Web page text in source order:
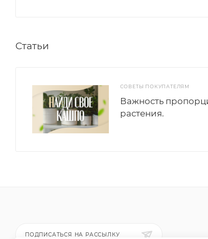
Статьи
СОВЕТЫ ПОКУПАТЕЛЯМ
Важность
растения.
ПОДПИСАТЬСЯ НА РАССЫЛКУ